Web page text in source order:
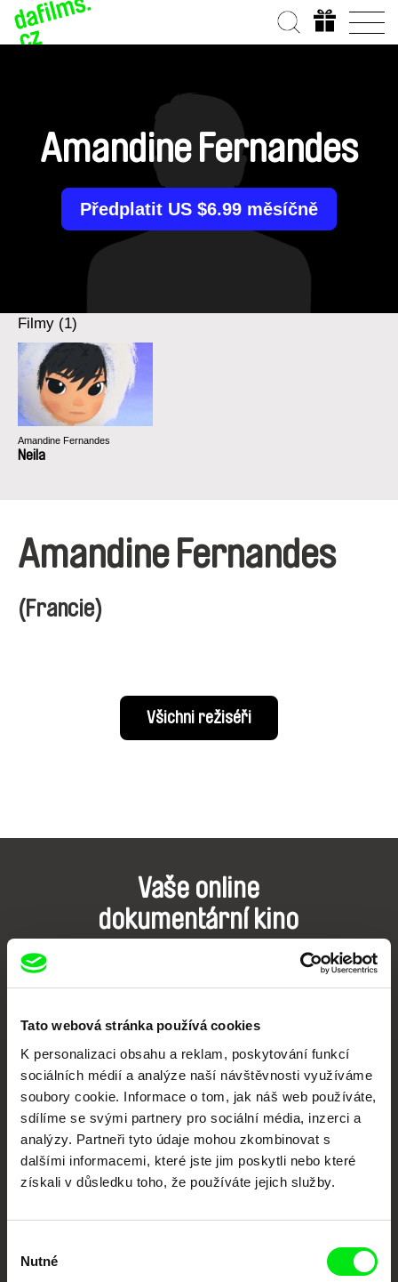
Tato webová stránka používá cookies
K personalizaci obsahu a reklam, poskytování funkcí
sociálních médií a analýze naší návštěvnosti využíváme
soubory cookie. Informace o tom, jak náš web používáte,
sdílíme se svými partnery pro sociální média, inzerci a
analýzy. Partneři tyto údaje mohou zkombinovat s
dalšími informacemi, které jste jim poskytli nebo které
získali v důsledku toho, že používáte jejich služby.
souhlasu
Nutné
Amandine Fernandes
Předplatit US $6.99 měsíčně
Filmy (1)
Amandine Fernandes
Neila
Amandine Fernandes
(Francie)
Všichni režiséři
Vaše online
dokumentární kino
každý týden
festivalů dokumentárního filmu sdružených do Doc Alliance. Naším cílem je
podporovat kvalitní autorské filmy.
Členové Doc Alliance
DOK Leipzig